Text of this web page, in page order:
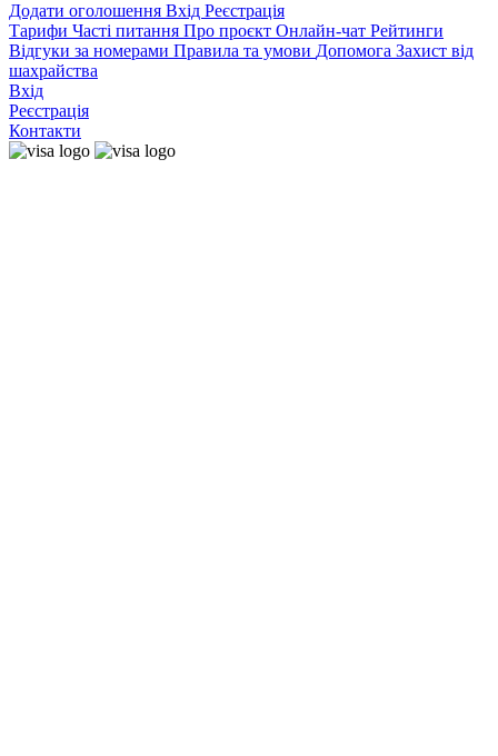
Додати оголошення Вхід Реєстрація
Тарифи Часті питання Про проєкт Онлайн-чат Рейтинги
Відгуки за номерами Правила та умови Допомога Захист від
шахрайства
Вхід
Реєстрація
Контакти